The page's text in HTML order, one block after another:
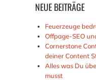
NEUEBEITRÄGE
Feuerzeuge
Offpage-SEO
Cornerstone
deiner Content
Alles was Du
musst